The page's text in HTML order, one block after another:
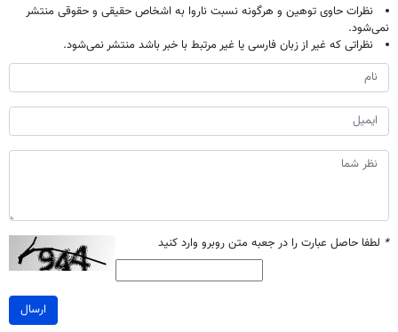
نظرات حاوی توهین و هرگونه نسبت ناروا به اشخاص حقیقی و حقوقی منتشر
نمی‌شود.
نظراتی که غیر از زبان فارسی یا غیر مرتبط با خبر باشد منتشر نمی‌شود.
* لطفا حاصل عبارت را در جعبه متن روبرو وارد کنید
ارسال